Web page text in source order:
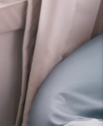
Benutzerkonto
Meine Geräte
Meine Bestellungen
Meine Adressen
Meine Abonnements